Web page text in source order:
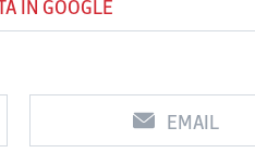
ÎN GOOGLE
EMAIL
Vs